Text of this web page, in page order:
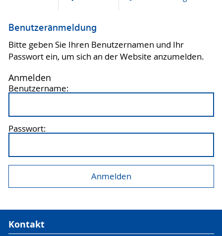
Benutzeranmeldung
Bitte geben Sie Ihren Benutzernamen und Ihr
Passwort ein, um sich an der Website anzumelden.
Anmelden
Benutzername:
Passwort:
Kontakt